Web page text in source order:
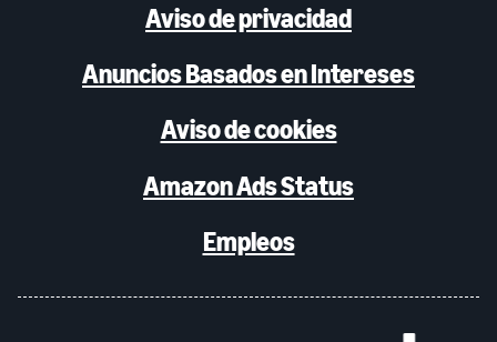
Aviso de privacidad
Anuncios Basados en Intereses
Aviso de cookies
Amazon Ads Status
Empleos